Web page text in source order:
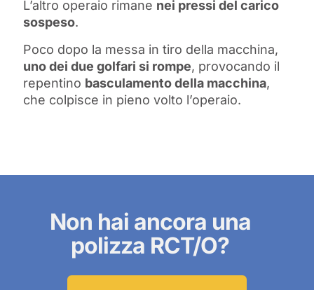
L’altro operaio rimane nei pressi del carico
sospeso.
Poco dopo la messa in tiro della macchina,
uno dei due golfari si rompe, provocando il
repentino basculamento della macchina,
che colpisce in pieno volto l’operaio.
Non hai ancora una
polizza RCT/O?